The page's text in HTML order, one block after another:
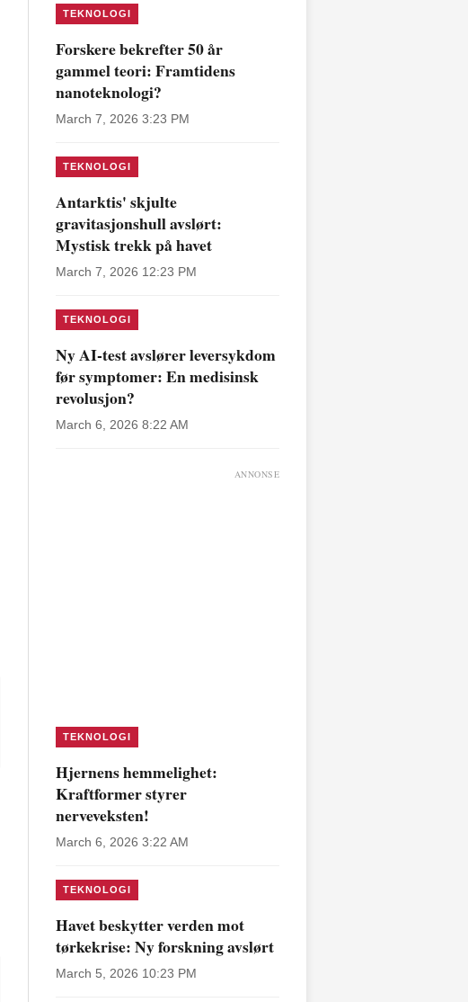
TEKNOLOGI
Forskere bekrefter 50 år
gammel teori: Framtidens
nanoteknologi?
March 7, 2026 3:23 PM
TEKNOLOGI
Antarktis' skjulte
gravitasjonshull avslørt:
Mystisk trekk på havet
March 7, 2026 12:23 PM
TEKNOLOGI
Ny AI-test avslører leversykdom
før symptomer: En medisinsk
revolusjon?
March 6, 2026 8:22 AM
ANNONSE
TEKNOLOGI
Hjernens hemmelighet:
Kraftformer styrer
nerveveksten!
March 6, 2026 3:22 AM
TEKNOLOGI
Havet beskytter verden mot
tørkekrise: Ny forskning avslørt
March 5, 2026 10:23 PM